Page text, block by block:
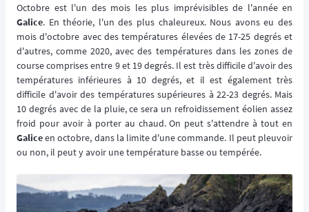
Octobre est l'un des mois les plus imprévisibles de l'année en
Galice. En théorie, l'un des plus chaleureux. Nous avons eu des
mois d'octobre avec des températures élevées de 17-25 degrés et
d'autres, comme 2020, avec des températures dans les zones de
course comprises entre 9 et 19 degrés. Il est très difficile d'avoir des
températures inférieures à 10 degrés, et il est également très
difficile d'avoir des températures supérieures à 22-23 degrés. Mais
10 degrés avec de la pluie, ce sera un refroidissement éolien assez
froid pour avoir à porter au chaud. On peut s'attendre à tout en
Galiceen octobre, dans la limite d'une commande. Il peut pleuvoir
ou non, il peut y avoir une température basse ou tempérée.